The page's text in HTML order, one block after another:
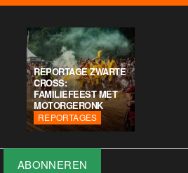
REPORTAGE ZWARTE
CROSS:
FAMILIEFEEST MET
MOTORGERONK
REPORTAGES
ABONNEREN